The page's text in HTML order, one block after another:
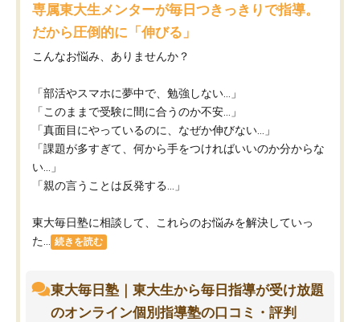
専属東大生メンターが毎日つきっきりで指導。
だから圧倒的に「伸びる」
こんなお悩み、ありませんか？
「部活やスマホに夢中で、勉強しない…」
「このままで受験に間に合うのか不安…」
「真面目にやっているのに、なぜか伸びない…」
「課題が多すぎて、何から手をつければいいのか分からな
い…」
「親の言うことは反発する…」
東大毎日塾に相談して、これらのお悩みを解決していっ
た...
続きを読む
東大毎日塾｜東大生から毎日指導が受け放題
のオンライン個別指導塾の口コミ・評判